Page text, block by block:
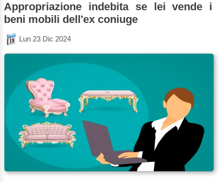
Appropriazione indebita se lei vende i
beni mobili dell'ex coniuge
Lun 23 Dic 2024